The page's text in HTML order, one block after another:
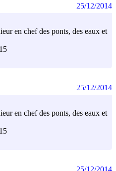
en chef des ponts, des eaux et
25/12/2014
en chef des ponts, des eaux et
25/12/2014
25/12/2014